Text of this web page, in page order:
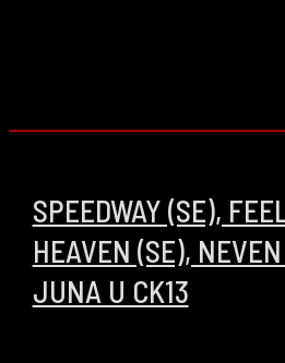
SPEEDWAY (SE),
HEAVEN (SE),
JUNA U CK13